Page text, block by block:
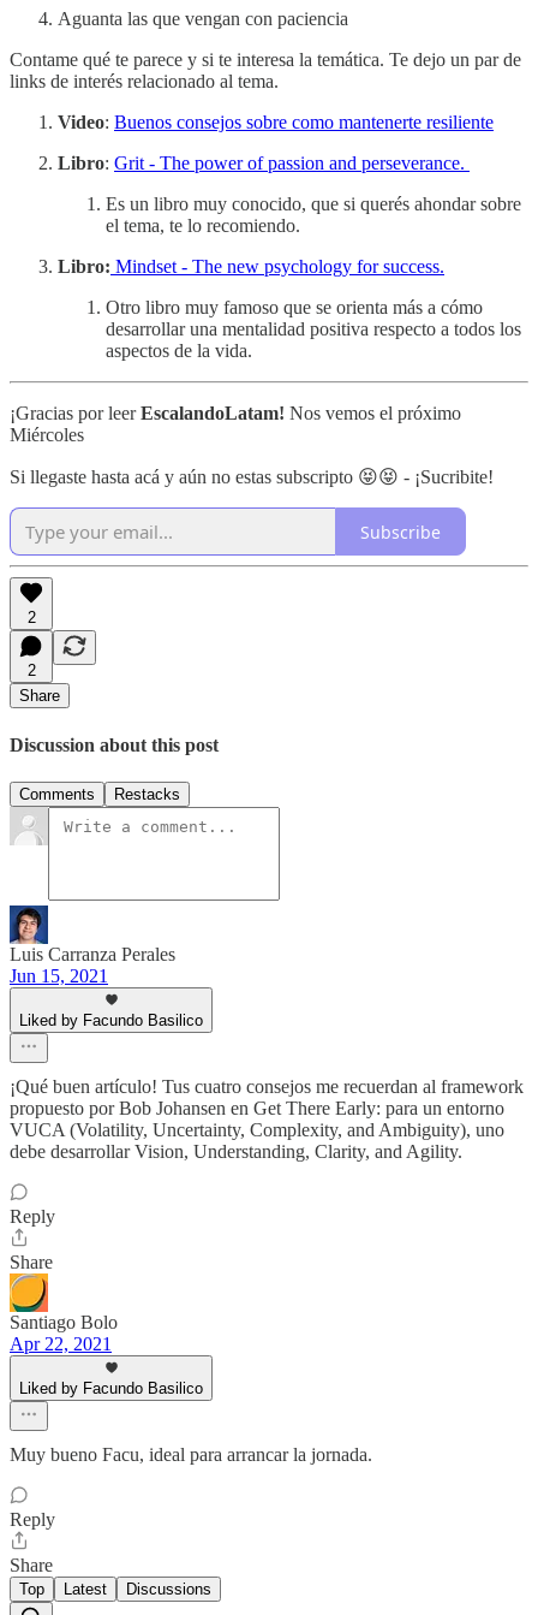
Aguanta las que vengan con paciencia
Contame qué te parece y si te interesa la temática. Te dejo un par de
links de interés relacionado al tema.
Video: Buenos consejos sobre como mantenerte resiliente
Libro: Grit - The power of passion and perseverance.
Es un libro muy conocido, que si querés ahondar sobre
el tema, te lo recomiendo.
Libro: Mindset - The new psychology for success.
Otro libro muy famoso que se orienta más a cómo
desarrollar una mentalidad positiva respecto a todos los
aspectos de la vida.
¡Gracias por leerEscalandoLatam! Nos vemos el próximo
Miércoles
Si llegaste hasta acá y aún no estas subscripto 😝😝 - ¡Sucribite!
Subscribe
2
2
Share
Discussion about this post
Comments Restacks
Luis Carranza Perales
Jun 15, 2021
Liked by Facundo Basilico
¡Qué buen artículo! Tus cuatro consejos me recuerdan al framework
propuesto por Bob Johansen en Get There Early: para un entorno
VUCA (Volatility, Uncertainty, Complexity, and Ambiguity), uno
debe desarrollar Vision, Understanding, Clarity, and Agility.
Reply
Share
Santiago Bolo
Apr 22, 2021
Liked by Facundo Basilico
Muy bueno Facu, ideal para arrancar la jornada.
Reply
Share
Top Latest Discussions